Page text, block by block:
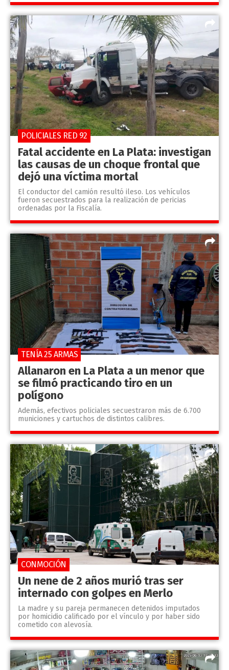
Fatal accidente en La Plata: investigan
las causas de un choque frontal que
dejó una víctima mortal
El conductor del camión resultó ileso. Los vehículos
fueron secuestrados para la realización de pericias
ordenadas por la Fiscalía.
POLICIALES RED 92
Allanaron en La Plata a un menor que
se filmó practicando tiro en un
polígono
Además, efectivos policiales secuestraron más de 6.700
municiones y cartuchos de distintos calibres.
TENÍA 25 ARMAS
Un nene de 2 años murió tras ser
internado con golpes en Merlo
La madre y su pareja permanecen detenidos imputados
por homicidio calificado por el vínculo y por haber sido
cometido con alevosía.
CONMOCIÓN